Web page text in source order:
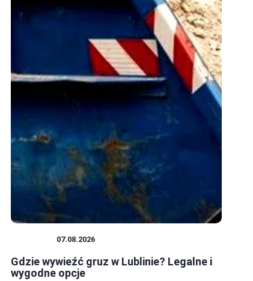
07.08.2026
Gdzie wywieźć gruz w Lublinie? Legalne i
wygodne opcje